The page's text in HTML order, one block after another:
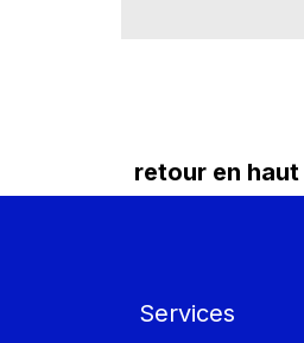
retour en haut
Services